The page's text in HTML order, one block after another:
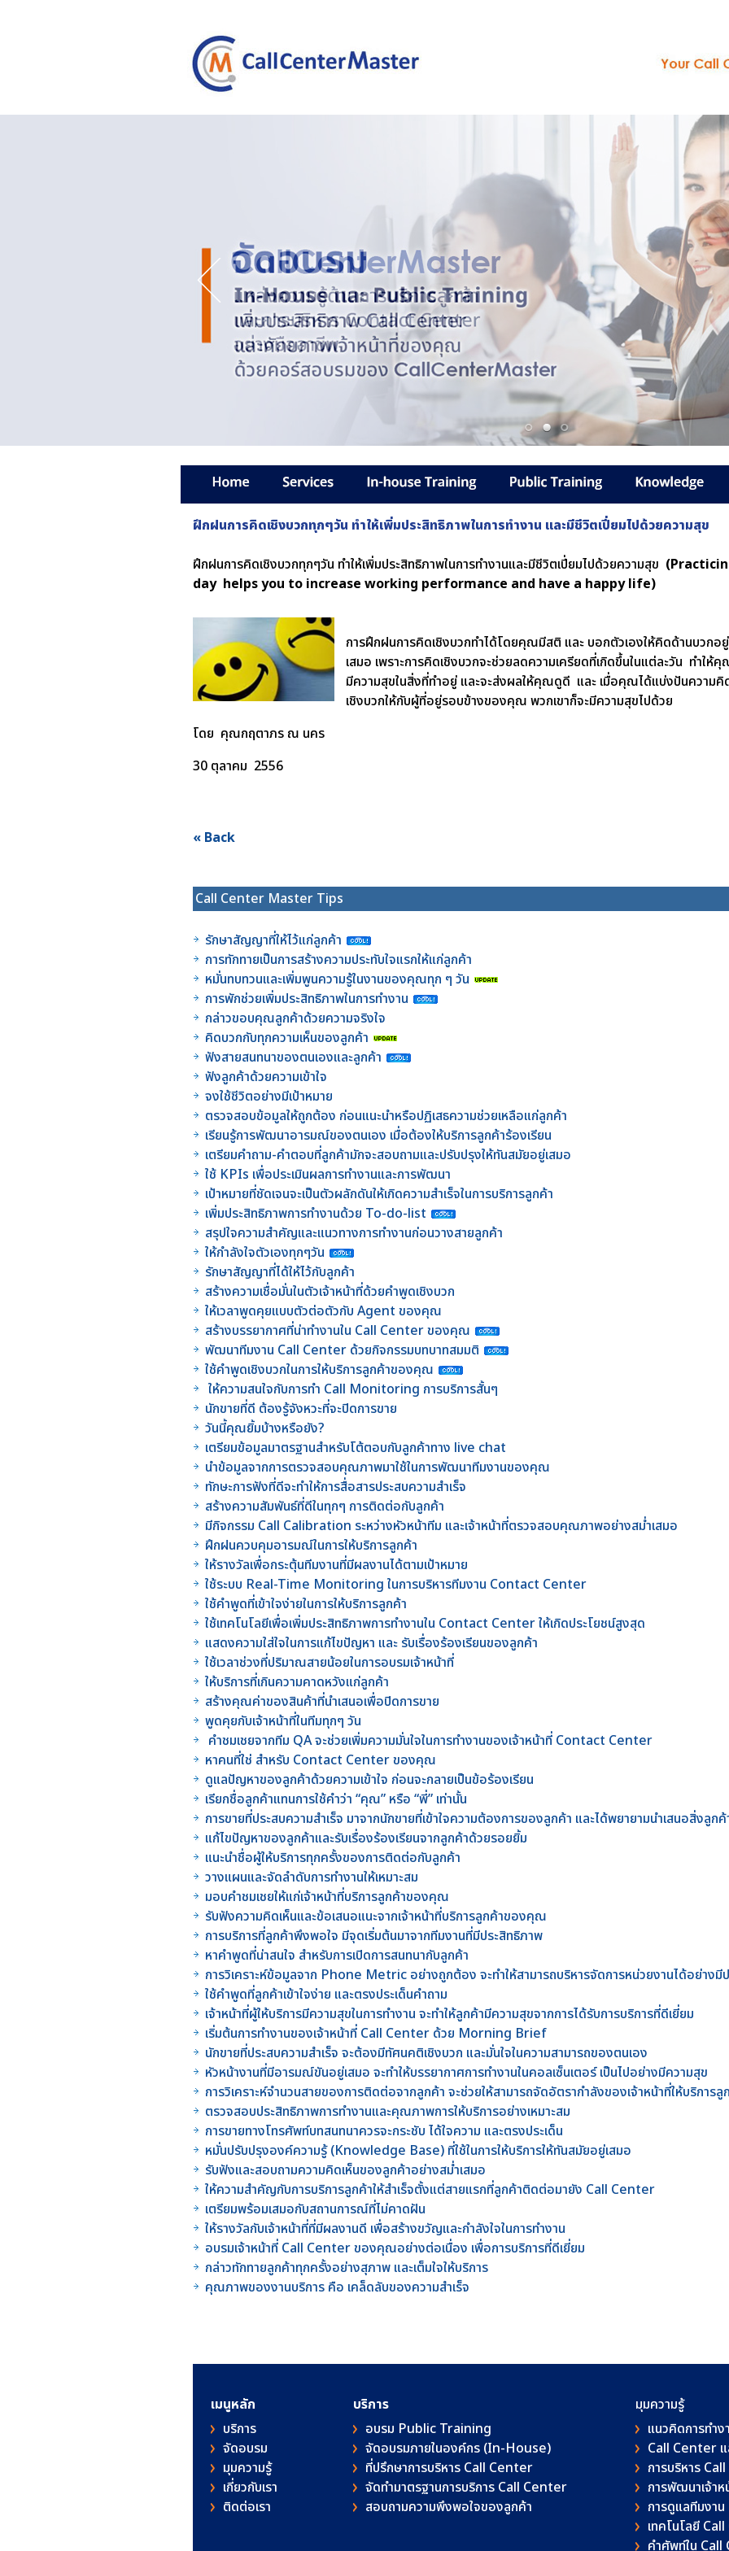
ฝึกฝนการคิดเชิงบวกทุกๆวัน ทำให้เพิ่มประสิทธิภาพในการทำงาน และมีชีวิตเปี่ยมไปด้วยความสุข
ฝึกฝนการคิดเชิงบวกทุกๆวัน ทำให้เพิ่มประสิทธิภาพในการทำงานและมีชีวิตเปี่ยมไปด้วยความสุข
day helps you to increase working performance and have a happy life)
การฝึกฝนการคิดเชิงบวกทำได้โดยคุณมีสติ และ บอกตัวเองให้คิดด้านบวกอยู่
เสมอ เพราะการคิดเชิงบวกจะช่วยลดความเครียดที่เกิดขึ้นในแต่ละวัน ทำให้
มีความสุขในสิ่งที่ทำอยู่ และจะส่งผลให้คุณดูดี และ เมื่อคุณได้แบ่งปันความคิ
เชิงบวกให้กับผู้ที่อยู่รอบข้างของคุณ พวกเขาก็จะมีความสุขไปด้วย
โดย คุณกฤตาภร ณ นคร
30 ตุลาคม 2556
« Back
Call Center Master Tips
รักษาสัญญาที่ให้ไว้แก่ลูกค้า
การทักทายเป็นการสร้างความประทับใจแรกให้แก่ลูกค้า
หมั่นทบทวนและเพิ่มพูนความรู้ในงานของคุณทุก ๆ วัน
การพักช่วยเพิ่มประสิทธิภาพในการทำงาน
กล่าวขอบคุณลูกค้าด้วยความจริงใจ
คิดบวกกับทุกความเห็นของลูกค้า
ฟังสายสนทนาของตนเองและลูกค้า
ฟังลูกค้าด้วยความเข้าใจ
จงใช้ชีวิตอย่างมีเป้าหมาย
ตรวจสอบข้อมูลให้ถูกต้อง ก่อนแนะนำหรือปฏิเสธความช่วยเหลือแก่ลูกค้า
เรียนรู้การพัฒนาอารมณ์ของตนเอง เมื่อต้องให้บริการลูกค้าร้องเรียน
เตรียมคำถาม-คำตอบที่ลูกค้ามักจะสอบถามและปรับปรุงให้ทันสมัยอยู่เสมอ
ใช้ KPIs เพื่อประเมินผลการทำงานและการพัฒนา
เป้าหมายที่ชัดเจนจะเป็นตัวผลักดันให้เกิดความสำเร็จในการบริการลูกค้า
เพิ่มประสิทธิภาพการทำงานด้วย To-do-list
สรุปใจความสำคัญและแนวทางการทำงานก่อนวางสายลูกค้า
ให้กำลังใจตัวเองทุกๆวัน
รักษาสัญญาที่ได้ให้ไว้กับลูกค้า
สร้างความเชื่อมั่นในตัวเจ้าหน้าที่ด้วยคำพูดเชิงบวก
ให้เวลาพูดคุยแบบตัวต่อตัวกับ Agent ของคุณ
สร้างบรรยากาศที่น่าทำงานใน Call Center ของคุณ
พัฒนาทีมงาน Call Center ด้วยกิจกรรมบทบาทสมมติ
ใช้คำพูดเชิงบวกในการให้บริการลูกค้าของคุณ
ให้ความสนใจกับการทำ Call Monitoring การบริการสั้นๆ
นักขายที่ดี ต้องรู้จังหวะที่จะปิดการขาย
วันนี้คุณยิ้มบ้างหรือยัง?
เตรียมข้อมูลมาตรฐานสำหรับโต้ตอบกับลูกค้าทาง live chat
นำข้อมูลจากการตรวจสอบคุณภาพมาใช้ในการพัฒนาทีมงานของคุณ
ทักษะการฟังที่ดีจะทำให้การสื่อสารประสบความสำเร็จ
สร้างความสัมพันธ์ที่ดีในทุกๆ การติดต่อกับลูกค้า
มีกิจกรรม Call Calibration ระหว่างหัวหน้าทีม และเจ้าหน้าที่ตรวจสอบคุณภาพอย่างสม่ำเสมอ
ฝึกฝนควบคุมอารมณ์ในการให้บริการลูกค้า
ให้รางวัลเพื่อกระตุ้นทีมงานที่มีผลงานได้ตามเป้าหมาย
ใช้ระบบ Real-Time Monitoring ในการบริหารทีมงาน Contact Center
ใช้คำพูดที่เข้าใจง่ายในการให้บริการลูกค้า
ใช้เทคโนโลยีเพื่อเพิ่มประสิทธิภาพการทำงานใน Contact Center ให้เกิดประโยชน์สูงสุด
แสดงความใส่ใจในการแก้ไขปัญหา และ รับเรื่องร้องเรียนของลูกค้า
ใช้เวลาช่วงที่ปริมาณสายน้อยในการอบรมเจ้าหน้าที่
ให้บริการที่เกินความคาดหวังแก่ลูกค้า
สร้างคุณค่าของสินค้าที่นำเสนอเพื่อปิดการขาย
พูดคุยกับเจ้าหน้าที่ในทีมทุกๆ วัน
คำชมเชยจากทีม QA จะช่วยเพิ่มความมั่นใจในการทำงานของเจ้าหน้าที่ Contact Center
หาคนที่ใช่ สำหรับ Contact Center ของคุณ
ดูแลปัญหาของลูกค้าด้วยความเข้าใจ ก่อนจะกลายเป็นข้อร้องเรียน
เรียกชื่อลูกค้าแทนการใช้คำว่า “คุณ” หรือ “พี่” เท่านั้น
การขายที่ประสบความสำเร็จ มาจากนักขายที่เข้าใจความต้องการของลูกค้า และได้พยายามนำเสนอสิ่งลูก
แก้ไขปัญหาของลูกค้าและรับเรื่องร้องเรียนจากลูกค้าด้วยรอยยิ้ม
แนะนำชื่อผู้ให้บริการทุกครั้งของการติดต่อกับลูกค้า
วางแผนและจัดลำดับการทำงานให้เหมาะสม
มอบคำชมเชยให้แก่เจ้าหน้าที่บริการลูกค้าของคุณ
รับฟังความคิดเห็นและข้อเสนอแนะจากเจ้าหน้าที่บริการลูกค้าของคุณ
การบริการที่ลูกค้าพึงพอใจ มีจุดเริ่มต้นมาจากทีมงานที่มีประสิทธิภาพ
หาคำพูดที่น่าสนใจ สำหรับการเปิดการสนทนากับลูกค้า
การวิเคราะห์ข้อมูลจาก Phone Metric อย่างถูกต้อง จะทำให้สามารถบริหารจัดการหน่วยงานได้อย่างมี
ใช้คำพูดที่ลูกค้าเข้าใจง่าย และตรงประเด็นคำถาม
เจ้าหน้าที่ผู้ให้บริการมีความสุขในการทำงาน จะทำให้ลูกค้ามีความสุขจากการได้รับการบริการที่ดีเยี่ยม
เริ่มต้นการทำงานของเจ้าหน้าที่ Call Center ด้วย Morning Brief
นักขายที่ประสบความสำเร็จ จะต้องมีทัศนคติเชิงบวก และมั่นใจในความสามารถของตนเอง
หัวหน้างานที่มีอารมณ์ขันอยู่เสมอ จะทำให้บรรยากาศการทำงานในคอลเซ็นเตอร์ เป็นไปอย่างมีความสุข
การวิเคราะห์จำนวนสายของการติดต่อจากลูกค้า จะช่วยให้สามารถจัดอัตรากำลังของเจ้าหน้าที่ให้บริการลู
ตรวจสอบประสิทธิภาพการทำงานและคุณภาพการให้บริการอย่างเหมาะสม
การขายทางโทรศัพท์บทสนทนาควรจะกระชับ ได้ใจความ และตรงประเด็น
หมั่นปรับปรุงองค์ความรู้ (Knowledge Base) ที่ใช้ในการให้บริการให้ทันสมัยอยู่เสมอ
รับฟังและสอบถามความคิดเห็นของลูกค้าอย่างสม่ำเสมอ
ให้ความสำคัญกับการบริการลูกค้าให้สำเร็จตั้งแต่สายแรกที่ลูกค้าติดต่อมายัง Call Center
เตรียมพร้อมเสมอกับสถานการณ์ที่ไม่คาดฝัน
ให้รางวัลกับเจ้าหน้าที่ที่มีผลงานดี เพื่อสร้างขวัญและกำลังใจในการทำงาน
อบรมเจ้าหน้าที่ Call Center ของคุณอย่างต่อเนื่อง เพื่อการบริการที่ดีเยี่ยม
กล่าวทักทายลูกค้าทุกครั้งอย่างสุภาพ และเต็มใจให้บริการ
คุณภาพของงานบริการ คือ เคล็ดลับของความสำเร็จ
เมนูหลัก
บริการ
จัดอบรม
มุมความรู้
เกี่ยวกับเรา
ติดต่อเรา
บริการ
อบรม Public Training
จัดอบรมภายในองค์กร (In-House)
ที่ปรึกษาการบริหาร Call Center
จัดทำมาตรฐานการบริการ Call Center
สอบถามความพึงพอใจของลูกค้า
มุมความรู้
แนวคิดการทำง
Call Center แ
การบริหาร
การพัฒนาเจ้าห
การดูแลทีมงาน
เทคโนโลยี
คําศัพท์ใน